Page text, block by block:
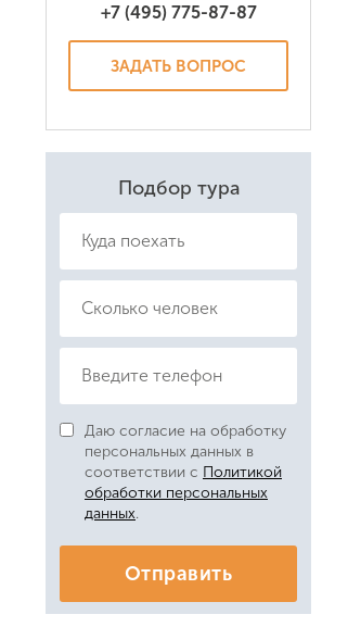
+7 (495) 775-87-87
ЗАДАТЬ ВОПРОС
Подбор тура
Даю согласие на обработку
персональных данных в
соответствии с Политикой
обработки персональных
данных.
Отправить